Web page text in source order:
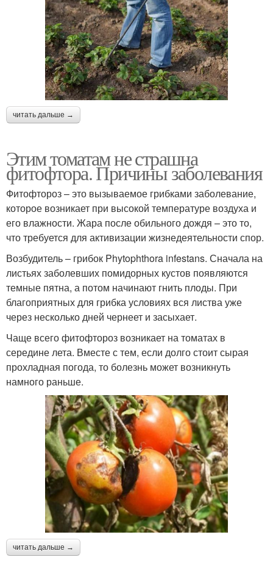
читать дальше →
Этим томатам не страшна
фитофтора. Причины заболевания
Фитофтороз – это вызываемое грибками заболевание,
которое возникает при высокой температуре воздуха и
его влажности. Жара после обильного дождя – это то,
что требуется для активизации жизнедеятельности спор.
Возбудитель – грибок Phytophthora infestans. Сначала на
листьях заболевших помидорных кустов появляются
темные пятна, а потом начинают гнить плоды. При
благоприятных для грибка условиях вся листва уже
через несколько дней чернеет и засыхает.
Чаще всего фитофтороз возникает на томатах в
середине лета. Вместе с тем, если долго стоит сырая
прохладная погода, то болезнь может возникнуть
намного раньше.
читать дальше →